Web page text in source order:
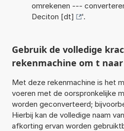
omrekenen ---
Deciton [dt]
'.
Gebruik de volledige
rekenmachine om t
Met deze rekenmachine is het
voeren met de oorspronkelijke
worden geconverteerd;
Hierbij kan de volledige naam
afkorting ervan worden